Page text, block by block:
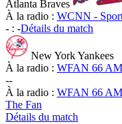
Atlanta Braves
À la radio : WCNN -
- : -Détails du match
New York Yankees
À la radio : WFAN 66
--
À la radio : WFAN 66
The Fan
Détails du match